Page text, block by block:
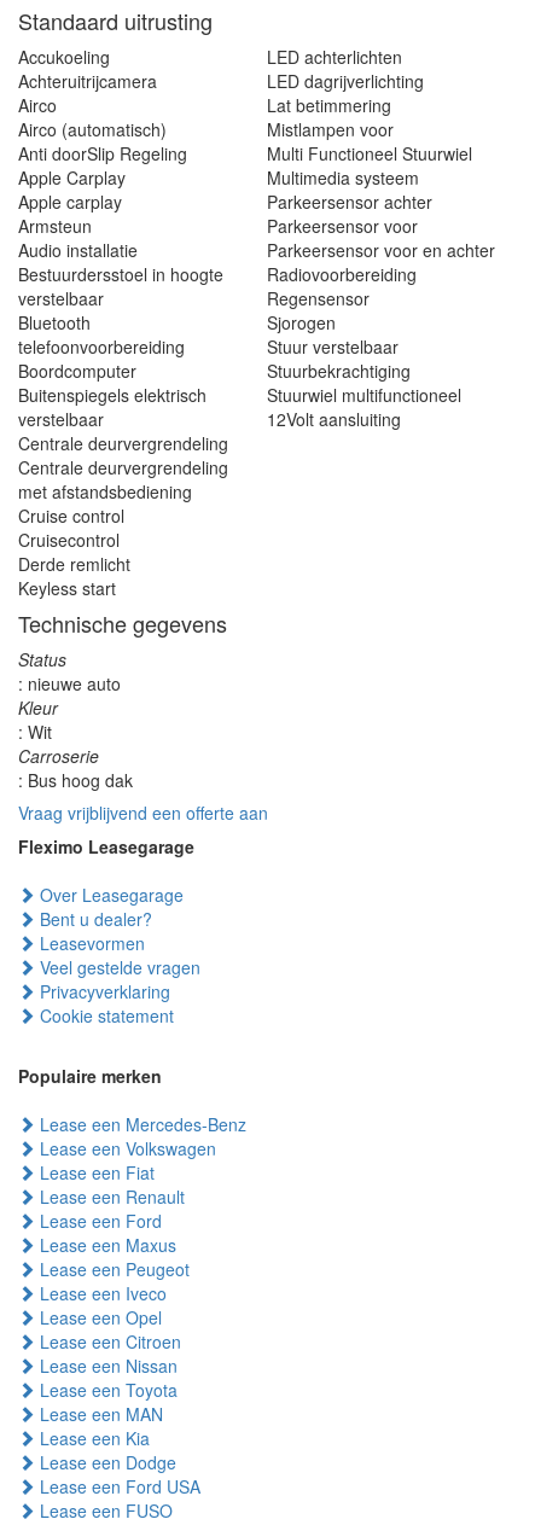
Standaard uitrusting
Accukoeling
Achteruitrijcamera
Airco
Airco (automatisch)
Anti doorSlip Regeling
Apple Carplay
Apple carplay
Armsteun
Audio installatie
Bestuurdersstoel in hoogte
verstelbaar
Bluetooth
telefoonvoorbereiding
Boordcomputer
Buitenspiegels elektrisch
verstelbaar
Centrale deurvergrendeling
Centrale deurvergrendeling
met afstandsbediening
Cruise control
Cruisecontrol
Derde remlicht
Keyless start
LED achterlichten
LED dagrijverlichting
Lat betimmering
Mistlampen voor
Multi Functioneel Stuurwiel
Multimedia systeem
Parkeersensor achter
Parkeersensor voor
Parkeersensor voor en achter
Radiovoorbereiding
Regensensor
Sjorogen
Stuur verstelbaar
Stuurbekrachtiging
Stuurwiel multifunctioneel
12Volt aansluiting
Technische gegevens
Status
: nieuwe auto
Kleur
: Wit
Carroserie
: Bus hoog dak
Vraag vrijblijvend een offerte aan
Fleximo Leasegarage
Over Leasegarage
Bent u dealer?
Leasevormen
Veel gestelde vragen
Privacyverklaring
Cookie statement
Populaire merken
Lease een Mercedes-Benz
Lease een Volkswagen
Lease een Fiat
Lease een Renault
Lease een Ford
Lease een Maxus
Lease een Peugeot
Lease een Iveco
Lease een Opel
Lease een Citroen
Lease een Nissan
Lease een Toyota
Lease een MAN
Lease een Kia
Lease een Dodge
Lease een Ford USA
Lease een FUSO